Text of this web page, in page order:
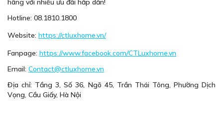
hãng với nhiều ưu đãi hấp dẫn!
Hotline: 08.1810.1800
Website: https://ctluxhome.vn/
Fanpage: https://www.facebook.com/CTLuxhome.vn
Email: Contact@ctluxhome.vn
Địa chỉ: Tầng 3, Số 36, Ngõ 45, Trần Thái Tông, Phường Dịch
Vọng, Cầu Giấy, Hà Nội